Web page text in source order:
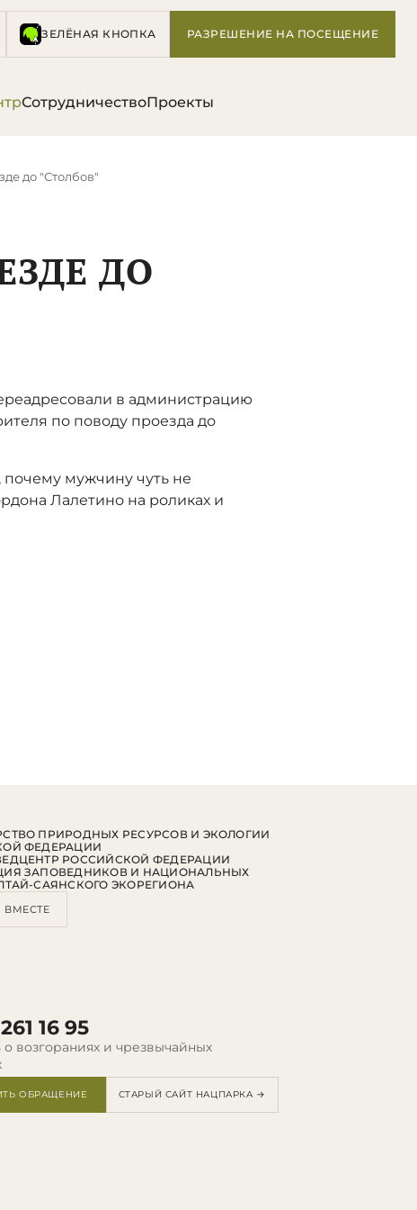
ЗЕЛЁНАЯ КНОПКА РАЗРЕШЕНИЕ НА ПОСЕЩЕНИЕ
СотрудничествоПроекты
до "Столбов"
ДО
в администрацию
по поводу проезда до
почему мужчину чуть не
Лалетино на роликах и
16 95
возгораниях и чрезвычайных
ОБРАЩЕНИЕ СТАРЫЙ САЙТ НАЦПАРКА →
ПРИРОДНЫХ РЕСУРСОВ И ЭКОЛОГИИ
ФЕДЕРАЦИИ
РОССИЙСКОЙ ФЕДЕРАЦИИ
ЗАПОВЕДНИКОВ И НАЦИОНАЛЬНЫХ
САЯНСКОГО ЭКОРЕГИОНА